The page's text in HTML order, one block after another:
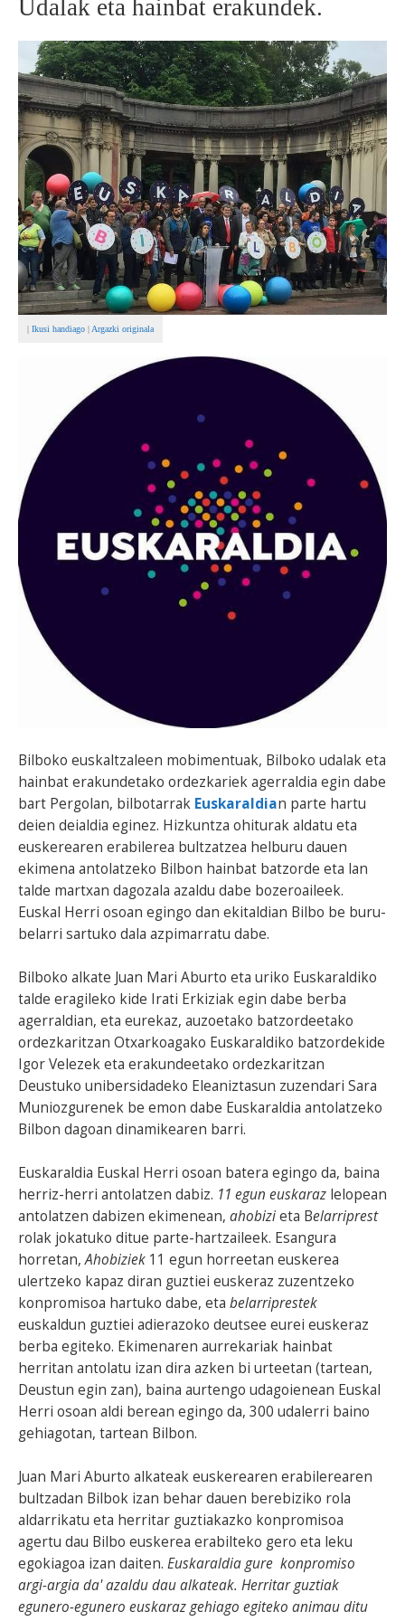
ARGAZKIAK
... AUKERA GEHIAGO
Udalak eta hainbat erakundek.
| Ikusi handiago | Argazki originala
Bilboko euskaltzaleen mobimentuak, Bilboko udalak eta
hainbat erakundetako ordezkariek agerraldia egin dabe
bart Pergolan, bilbotarrak Euskaraldian parte hartu
deien deialdia eginez. Hizkuntza ohiturak aldatu eta
euskerearen erabilerea bultzatzea helburu dauen
ekimena antolatzeko Bilbon hainbat batzorde eta lan
talde martxan dagozala azaldu dabe bozeroaileek.
Euskal Herri osoan egingo dan ekitaldian Bilbo be buru-
belarri sartuko dala azpimarratu dabe.
Bilboko alkate Juan Mari Aburto eta uriko Euskaraldiko
talde eragileko kide Irati Erkiziak egin dabe berba
agerraldian, eta eurekaz, auzoetako batzordeetako
ordezkaritzan Otxarkoagako Euskaraldiko batzordekide
Igor Velezek eta erakundeetako ordezkaritzan
Deustuko unibersidadeko Eleaniztasun zuzendari Sara
Muniozgurenek be emon dabe Euskaraldia antolatzeko
Bilbon dagoan dinamikearen barri.
Euskaraldia Euskal Herri osoan batera egingo da, baina
herriz-herri antolatzen dabiz. 11 egun euskaraz lelopean
antolatzen dabizen ekimenean, ahobizieta Belarriprest
rolak jokatuko ditue parte-hartzaileek. Esangura
horretan,Ahobiziek 11 egun horreetan euskerea
ulertzeko kapaz diran guztiei euskeraz zuzentzeko
konpromisoa hartuko dabe, eta belarriprestek
euskaldun guztiei adierazoko deutsee eurei euskeraz
berba egiteko. Ekimenaren aurrekariak hainbat
herritan antolatu izan dira azken bi urteetan (tartean,
Deustun egin zan), baina aurtengo udagoienean Euskal
Herri osoan aldi berean egingo da, 300 udalerri baino
gehiagotan, tartean Bilbon.
Juan Mari Aburto alkateak euskerearen erabilerearen
bultzadan Bilbok izan behar dauen berebiziko rola
aldarrikatu eta herritar guztiakazko konpromisoa
agertu dau Bilbo euskerea erabilteko gero eta leku
egokiagoa izan daiten. Euskaraldia gure konpromiso
argi-argia da' azaldu dau alkateak. Herritar guztiak
egunero-egunero euskaraz gehiago egiteko animau ditu